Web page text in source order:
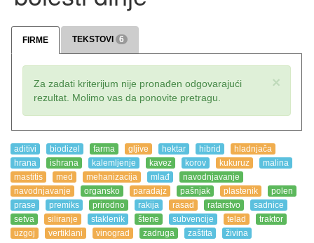
FIRME TEKSTOVI 6
×
Za zadati kriterijum nije pronađen odgovarajući
rezultat. Molimo vas da ponovite pretragu.
aditivi biodizel farma gljive hektar hibrid
hladnjača
hrana
ishrana kalemljenje kavez korov kukuruz
malina
mastitis
med mehanizacija mlađ
navodnjavanje
navodnjavanje
organsko paradajz pašnjak plastenik
polen
prase
premiks prirodno rakija rasad ratarstvo
sadnice
setva
siliranje staklenik štene subvencije telad
traktor
uzgoj
vertiklani vinograd zadruga zaštita živina